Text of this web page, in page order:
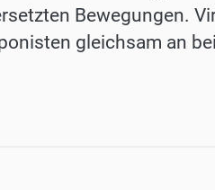
Bewegungen.
gleichsam an